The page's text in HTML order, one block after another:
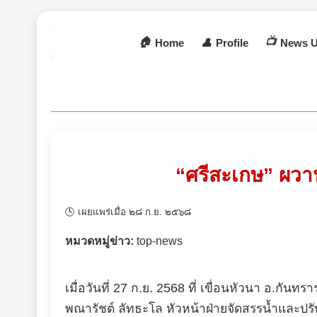
🏠 Home 👤 Profile 📺 News
“ศรีสะเกษ” ผ
🕓 เผยแพร่เมื่อ ๒๘ ก.ย. ๒๕๖๘
หมวดหมู่ข่าว: top-news
เมื่อวันที่ 27 ก.ย. 2568 ที่ เขื่อนหัวนา อ.กันทร
พณารัชต์ ลัทธะโล หัวหน้าฝ่ายจัดสรรน้ำและป